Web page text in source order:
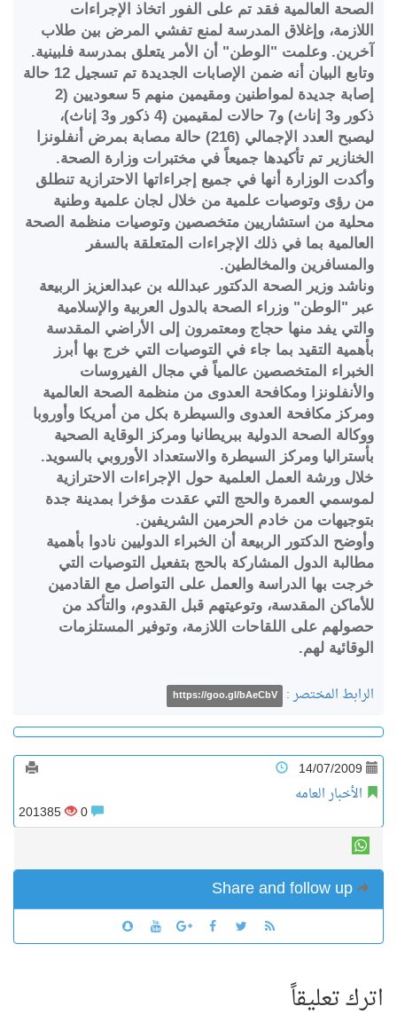
العالمية فقد تم على الفور اتخاذ الإجراءات
وإغلاق المدرسة لمنع تفشي المرض بين طلاب
وعلمت "الوطن" أن الأمر يتعلق بمدرسة فلبينية.
وتابع البيان أنه ضمن الإصابات الجديدة تم تسجيل 12 حالة
إصابة جديدة لمواطنين ومقيمين منهم 5 سعوديين (2
ذكور و3 إناث) و7 حالات لمقيمين (4 ذكور و3 إناث)،
ليصبح العدد الإجمالي (216) حالة مصابة بمرض أنفلونزا
تم تأكيدها جميعاً في مختبرات وزارة الصحة.
الوزارة أنها في جميع إجراءاتها الاحترازية تنطلق
رؤى وتوصيات علمية من خلال لجان علمية وطنية
من استشاريين متخصصين وتوصيات منظمة الصحة
بما في ذلك الإجراءات المتعلقة بالسفر
والمخالطين.
وزير الصحة الدكتور عبدالله بن عبدالعزيز الربيعة
"الوطن" وزراء الصحة بالدول العربية والإسلامية
يفد منها حجاج ومعتمرون إلى الأراضي المقدسة
التقيد بما جاء في التوصيات التي خرج بها أبرز
المتخصصين عالمياً في مجال الفيروسات
ومكافحة العدوى من منظمة الصحة العالمية
مكافحة العدوى والسيطرة بكل من أمريكا وأوروبا
الصحة الدولية ببريطانيا ومركز الوقاية الصحية
ومركز السيطرة والاستعداد الأوروبي بالسويد.
ورشة العمل العلمية حول الإجراءات الاحترازية
العمرة والحج التي عقدت مؤخرا بمدينة جدة
من خادم الحرمين الشريفين.
الدكتور الربيعة أن الخبراء الدوليين نادوا بأهمية
الدول المشاركة بالحج بتفعيل التوصيات التي
بها الدراسة والعمل على التواصل مع القادمين
المقدسة، وتوعيتهم قبل القدوم، والتأكد من
على اللقاحات اللازمة، وتوفير المستلزمات
لهم.
المختصر : https://goo.gl/bAeCbV
14/07/2009
الأخبار العامه
201385
تعليقاً